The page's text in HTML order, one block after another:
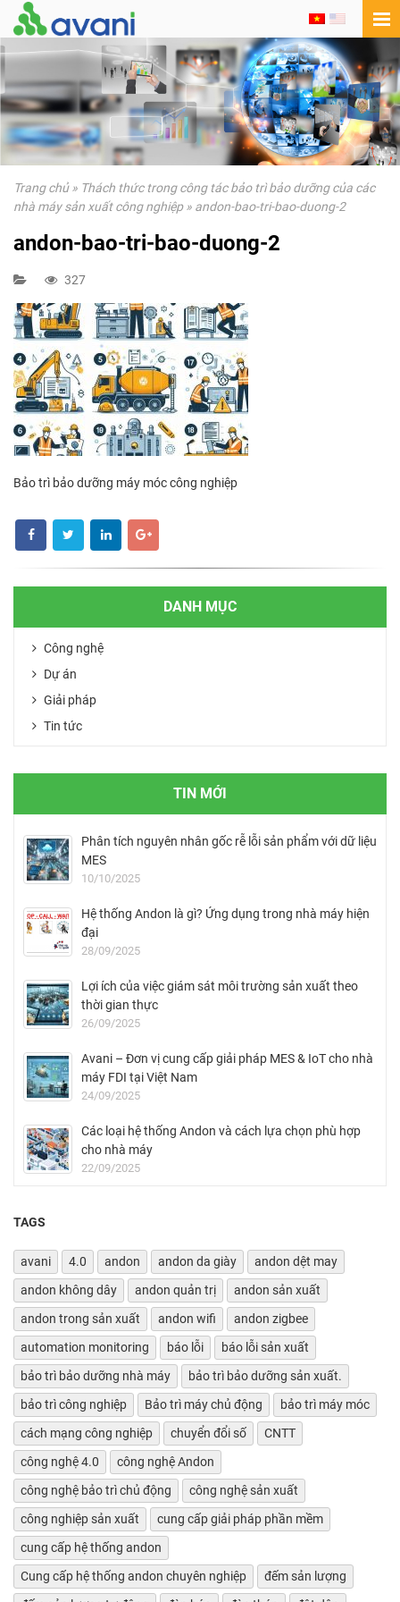
Trang chủ» Thách thức trong công tác bảo trì bảo dưỡng của các
nhà máy sản xuất công nghiệp» andon-bao-tri-bao-duong-2
andon-bao-tri-bao-duong-2
327
Bảo trì bảo dưỡng máy móc công nghiệp
DANH MỤC
Công nghệ
Dự án
Giải pháp
Tin tức
TIN MỚI
Phân tích nguyên nhân gốc rễ lỗi sản phẩm với dữ liệu
MES
10/10/2025
Hệ thống Andon là gì? Ứng dụng trong nhà máy hiện
đại
28/09/2025
Lợi ích của việc giám sát môi trường sản xuất theo
thời gian thực
26/09/2025
Avani – Đơn vị cung cấp giải pháp MES & IoT cho nhà
máy FDI tại Việt Nam
24/09/2025
Các loại hệ thống Andon và cách lựa chọn phù hợp
cho nhà máy
22/09/2025
TAGS
avani 4.0 andon andon da giày
andon dệt may
andon không dây
andon quản trị
andon sản xuất
andon trong sản xuất
andon wifi
andon zigbee
automation monitoring
báo lỗi
báo lỗi sản xuất
bảo trì bảo dưỡng nhà máy
bảo trì bảo dưỡng sản xuất.
bảo trì công nghiệp
Bảo trì máy chủ động
bảo trì máy móc
cách mạng công nghiệp
chuyển đổi số
CNTT
công nghệ 4.0
công nghệ Andon
công nghệ bảo trì chủ động
công nghệ sản xuất
công nghiệp sản xuất
cung cấp giải pháp phần mềm
cung cấp hệ thống andon
Cung cấp hệ thống andon chuyên nghiệp
đếm sản lượng